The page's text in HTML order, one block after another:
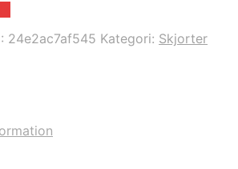
24e2ac7af545 Kategori: Skjorter